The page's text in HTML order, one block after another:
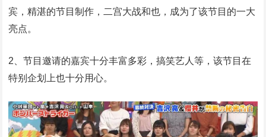
宾，精湛的节目制作，二宫大战和也，成为了该节目的一大
亮点。
2、节目邀请的嘉宾十分丰富多彩，搞笑艺人等，该节目在
特别企划上也十分用心。